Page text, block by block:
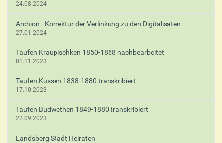
24.08.2024
Archion - Korrektur der Verlinkung zu den Digitalisaten
27.01.2024
Taufen Kraupischken 1850-1868 nachbearbeitet
01.11.2023
Taufen Kussen 1838-1880 transkribiert
17.10.2023
Taufen Budwethen 1849-1880 transkribiert
22.09.2023
Landsberg Stadt Heiraten